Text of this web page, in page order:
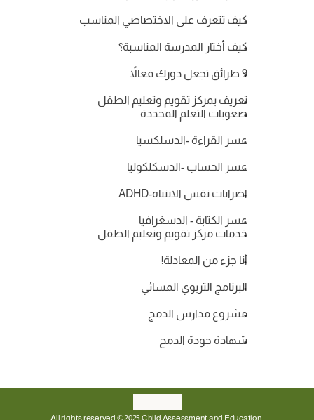
كيف تتعرف على الاختصاصي المناسب
كيف أختار المدرسة المناسبة؟
9 طرائق تجعل دورك فعالاً
تعريف بمركز تقويم وتعليم الطفل
صعوبات التعلم المحددة
عسر القراءة -الدسلكسيا
عسر الحساب -الدسكلكوليا
اضرابات نقس الانتباه-ADHD
عسر الكتابة - الدسغرافيا
خدمات مركز تقويم وتعليم الطفل
أنا جزء من المعادلة!
البرنامج التربوي المسائي
مشروع مدارس الدمج
شهادة جودة الدمج
All rights reserved © 2025 Child Assessment and Education